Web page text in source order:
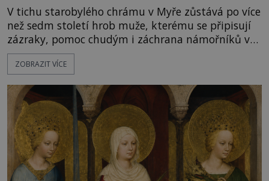
V tichu starobylého chrámu v Myře zůstává po více
než sedm století hrob muže, kterému se připisují
zázraky, pomoc chudým i záchrana námořníků v
bouřích. Pak ale přichází rok 1087 a klidné místo
se mění v dějiště podivné noční výpravy. Skupina
Mikuláše a odváží jeho ostatky přes moře do Bari.
Je to zbožná záchrana před nebezpečím, nebo
promyšlená krádež,
ZOBRAZIT VÍCE